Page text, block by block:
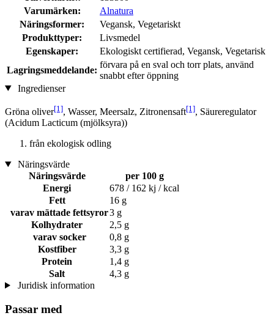
Varumärken:
Alnatura
Näringsformer:
Vegansk, Vegetariskt
Produkttyper:
Livsmedel
Egenskaper:
Ekologiskt certifierad, Vegansk, Vegetarisk
Lagringsmeddelande:
förvara på en sval och torr plats, använd
snabbt efter öppning
Ingredienser
Gröna oliver[1], Wasser, Meersalz, Zitronensaft[1], Säureregulator
(Acidum Lacticum (mjölksyra))
från ekologisk odling
Näringsvärde
Näringsvärde
per 100 g
Energi
678 / 162 kj / kcal
Fett
16 g
varav mättade fettsyror3 g
Kolhydrater
2,5 g
varav socker
0,8 g
Kostfiber
3,3 g
Protein
1,4 g
Salt
4,3 g
Juridisk information
Passar med